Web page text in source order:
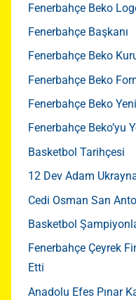
Fenerbahçe Beko
Fenerbahçe Başkanı
Fenerbahçe Beko
Fenerbahçe Beko
Fenerbahçe Beko
Fenerbahçe Beko’yu
Basketbol Tarihçesi
12 Dev Adam
Cedi Osman San
Basketbol
Fenerbahçe Çeyrek
Etti
Anadolu Efes Pınar